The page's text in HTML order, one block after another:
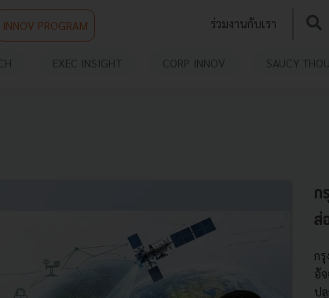
INNOV PROGRAM ร่วมงานกับเรา
EXEC INSIGHT CORP INNOV SAUCY
ก
ส่
ก
อั
ป